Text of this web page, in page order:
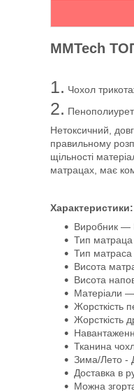
MMTech
1. Чохол
2.
Нетоксичний,
правильному
щільності
матрацах, має
Характеристики:
Виробник —
Тип
Тип матраса
Висота
Висота
Матеріали —
Жорсткість
Жорсткість
Тканина
Зима/Лето -
Доставка в
Можна